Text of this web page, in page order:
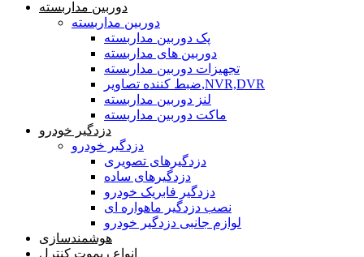
دوربین مداربسته
دوربین مداربسته
پک دوربین مداربسته
دوربین های مداربسته
تجهیزات دوربین مداربسته
ضبط کننده تصاویر,NVR,DVR
لنز دوربین مداربسته
ماکت دوربین مداربسته
دزدگیر خودرو
دزدگیر خودرو
دزدگیرهای تصویری
دزدگیرهای ساده
دزدگیر فابریک خودرو
نصب دزدگیر ماهواره ای
لوازم جانبی دزدگیر خودرو
هوشمندسازی
انواع ریموت کنترل